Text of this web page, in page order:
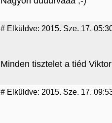
# Elküldve: 2015. Sze. 17.
Minden tisztelet a tiéd
# Elküldve: 2015. Sze. 17.